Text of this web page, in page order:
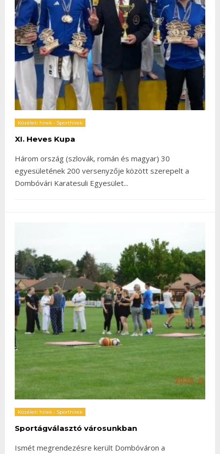
Közéleti hírek • Sporthírek
XI. Heves Kupa
Három ország (szlovák, román és magyar) 30
egyesületének 200 versenyzője között szerepelt a
Dombóvári Karatesuli Egyesület...
Közéleti hírek • Sporthírek
Sportágválasztó városunkban
Ismét megrendezésre került Dombóváron a